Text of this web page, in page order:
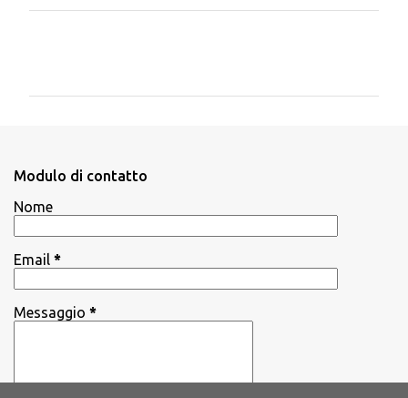
i
Modulo di contatto
Nome
Email *
Messaggio *